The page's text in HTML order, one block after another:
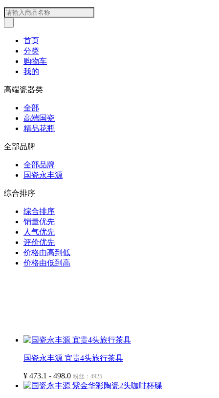
首页
分类
购物车
我的
高端瓷器类
全部
高端国瓷
精品花瓶
全部品牌
全部品牌
国瓷永丰源
综合排序
综合排序
销量优先
人气优先
评价优先
价格由高到低
价格由低到高
国瓷永丰源 宜贵4头旅行茶具
¥ 473.1 - 498.0 粉丝：4925